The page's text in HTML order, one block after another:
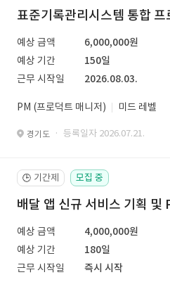
표준기록관리시스템 통합 프
예상 금액
6,000,000원
예상 기간
150일
근무 시작일
2026.08.03.
PM (프로덕트 매니저) 미드 레벨
경기도 · 등록일자 2026.07.21.
🕒 기간제 모집 중
배달 앱 신규 서비스 기획 및
예상 금액
4,000,000원
예상 기간
180일
근무 시작일
즉시 시작